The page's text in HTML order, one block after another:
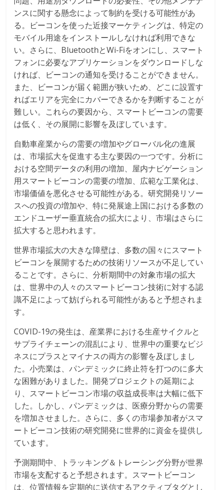
ンスに関する懸念によって制約を受ける可能性があ
る。ビーコンを使った近接マーケティングは、特定の
モバイル用途をインストールしなければ利用できな
い。さらに、BluetoothとWi-Fiをオンにし、スマート
フォンに必要なアプリケーションをダウンロードしな
ければ、ビーコンの通知を受けることができません。
また、ビーコンが届く範囲が狭いため、どこに設置す
ればエリアを完全にカバーできるかを判断することが
難しい。これらの要因から、スマートビーコンの需要
は低く、その展開に影響を及ぼしています。
自動車産業からの需要の増加やグローバル化の進展
は、市場拡大を促進する主な要因の一つです。分析に
おける空間データの利用の増加、屋内ナビゲーション
用スマートビーコンの需要の増加、広範な工業化は、
市場価値を悪化させる可能性がある。研究開発リソー
スへの投資の増加や、特に発展途上国における多数の
エンドユーザー垂直統合の拡大により、市場はさらに
拡大すると思われます。
世界市場拡大の大きな障壁は、多数の国々にスマート
ビーコンを展開するための技術リソースが不足してい
ることです。さらに、分析期間中の対象市場の拡大
は、世界中の人々のスマートビーコン技術に対する認
識不足によって妨げられる可能性があると予想されま
す。
COVID-19の発生は、産業界における生産サイクルと
サプライチェーンの混乱により、世界中の重要なビジ
ネスにプラスとマイナスの両方の影響を及ぼしまし
た。小売業は、パンデミックに終止符を打つのに多大
な困難がありました。開発プロジェクトの延期によ
り、スマートビーコン市場の収益成長率は大幅に低下
した。しかし、パンデミックは、医療分野からの需要
を増加させました。さらに、多くの市場参加者がスマ
ートビーコン技術の研究開発に世界的に資金を提供し
ています。
予測期間中、トラッキング＆トレーシング分野が世界
市場を支配すると予想されます。スマートビーコン
は、位置情報を定期的に送信するアクティブタグとし